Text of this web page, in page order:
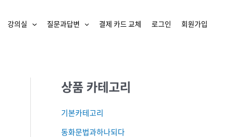
강의실 질문과답변 결제 카드 교체 로그인 회원가입
상품 카테고리
기본카테고리
동화문법과하나되다